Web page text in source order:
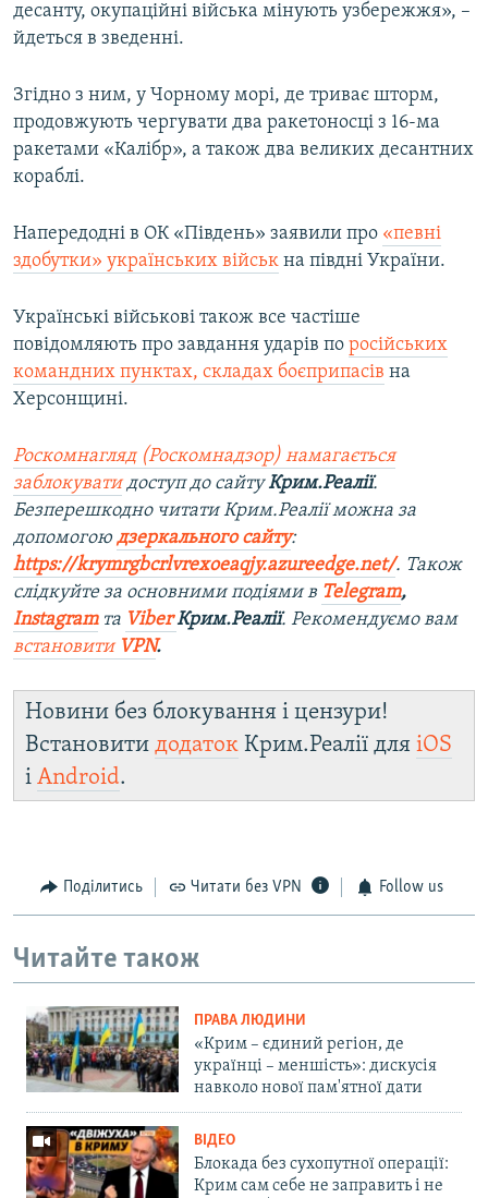
десанту, окупаційні війська мінують узбережжя», –
йдеться в зведенні.
Згідно з ним, у Чорному морі, де триває шторм,
продовжують чергувати два ракетоносці з 16-ма
ракетами «Калібр», а також два великих десантних
кораблі.
Напередодні в ОК «Південь» заявили про «певні
здобутки» українських військ на півдні України.
Українські військові також все частіше
повідомляють про завдання ударів по російських
командних пунктах, складах боєприпасів на
Херсонщині.
Роскомнагляд (Роскомнадзор) намагається
заблокуватидоступ до сайтуКрим.Реалії.
Безперешкодно читати Крим.Реалії можна за
допомогою дзеркального сайту:
https://krymrgbcrlvrexoeaqjy.azureedge.net/. Також
слідкуйте за основними подіями в Telegram,
Instagramта ViberКрим.Реалії. Рекомендуємо вам
встановити VPN.
Новини без блокування і цензури!
Встановити додаток Крим.Реалії для iOS
і Android.
Поділитись Читати без VPN Follow us
Читайте також
ПРАВА ЛЮДИНИ
«Крим – єдиний регіон, де
українці – меншість»: дискусія
навколо нової пам'ятної дати
ВІДЕО
Блокада без сухопутної операції:
Крим сам себе не заправить і не